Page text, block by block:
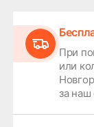
При
или
за наш